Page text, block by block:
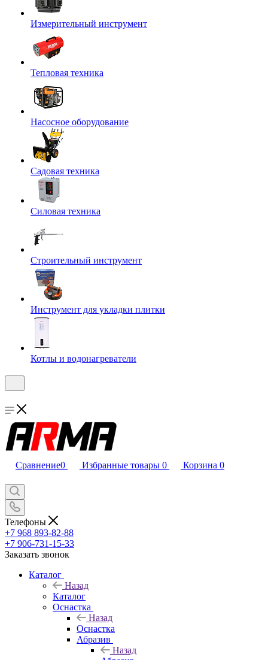
Измерительный инструмент
Тепловая техника
Насосное оборудование
Садовая техника
Силовая техника
Строительный инструмент
Инструмент для укладки плитки
Котлы и водонагреватели
Сравнение0 Избранные товары 0 Корзина 0
Телефоны
+7 968 893-82-88
+7 906-731-15-33
Заказать звонок
Каталог
Назад
Каталог
Оснастка
Назад
Оснастка
Абразив
Назад